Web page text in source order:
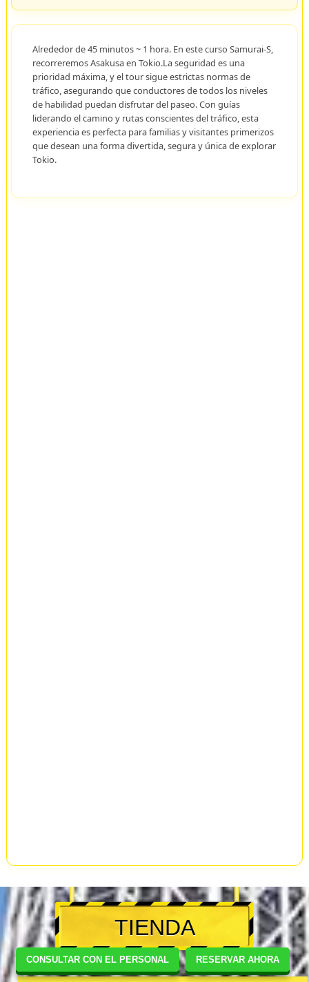
CONSULTAR CON EL PERSONAL RESERVAR AHORA
Alrededor de 45 minutos ~ 1 hora. En este curso Samurai-S,
recorreremos Asakusa en Tokio.La seguridad es una
prioridad máxima, y el tour sigue estrictas normas de
tráfico, asegurando que conductores de todos los niveles
de habilidad puedan disfrutar del paseo. Con guías
liderando el camino y rutas conscientes del tráfico, esta
experiencia es perfecta para familias y visitantes primerizos
que desean una forma divertida, segura y única de explorar
Tokio.
TIENDA